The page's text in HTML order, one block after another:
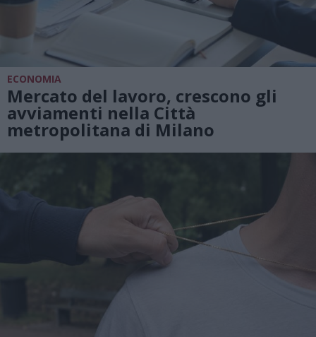
ECONOMIA
Mercato del lavoro, crescono gli
avviamenti nella Città
metropolitana di Milano